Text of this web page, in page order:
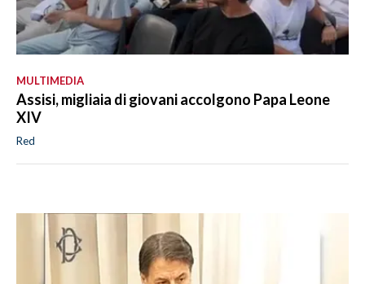
MULTIMEDIA
Assisi, migliaia di giovani accolgono Papa Leone
XIV
Red